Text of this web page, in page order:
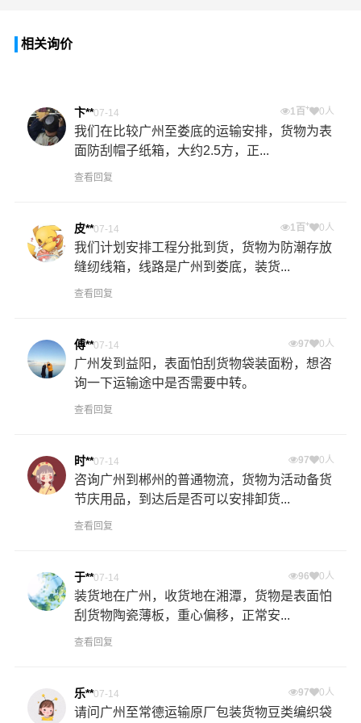
相关询价
卞**07-14 1百+ 0人
我们在比较广州至娄底的运输安排，货物为表
面防刮帽子纸箱，大约2.5方，正...
查看回复
皮**07-14 1百+ 0人
我们计划安排工程分批到货，货物为防潮存放
缝纫线箱，线路是广州到娄底，装货...
查看回复
傅**07-14 97 0人
广州发到益阳，表面怕刮货物袋装面粉，想咨
询一下运输途中是否需要中转。
查看回复
时**07-14 97 0人
咨询广州到郴州的普通物流，货物为活动备货
节庆用品，到达后是否可以安排卸货...
查看回复
于**07-14 96 0人
装货地在广州，收货地在湘潭，货物是表面怕
刮货物陶瓷薄板，重心偏移，正常安...
查看回复
乐**07-14 97 0人
请问广州至常德运输原厂包装货物豆类编织袋